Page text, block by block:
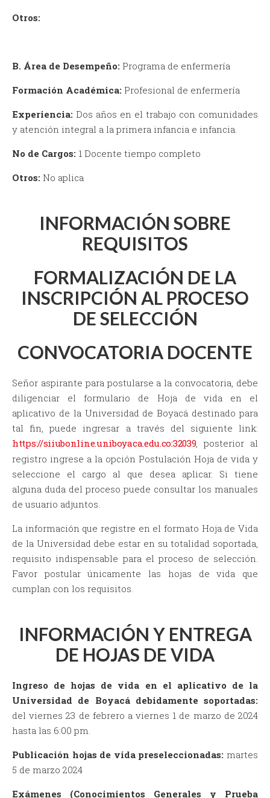
Otros:
B. Área de Desempeño: Programa de enfermería
Formación Académica: Profesional de enfermería
Experiencia: Dos años en el trabajo con comunidades
y atención integral a la primera infancia e infancia.
No de Cargos: 1 Docente tiempo completo
Otros: No aplica
INFORMACIÓN SOBRE
REQUISITOS
FORMALIZACIÓN DE LA
INSCRIPCIÓN AL PROCESO
DE SELECCIÓN
CONVOCATORIA DOCENTE
Señor aspirante para postularse a la convocatoria, debe
diligenciar el formulario de Hoja de vida en el
aplicativo de la Universidad de Boyacá destinado para
tal fin, puede ingresar a través del siguiente link:
https://siiubonline.uniboyaca.edu.co:32039 , posterior al
registro ingrese a la opción Postulación Hoja de vida y
seleccione el cargo al que desea aplicar. Si tiene
alguna duda del proceso puede consultar los manuales
de usuario adjuntos.
La información que registre en el formato Hoja de Vida
de la Universidad debe estar en su totalidad soportada,
requisito indispensable para el proceso de selección.
Favor postular únicamente las hojas de vida que
cumplan con los requisitos.
INFORMACIÓN Y ENTREGA
DE HOJAS DE VIDA
Ingreso de hojas de vida en el aplicativo de la
Universidad de Boyacá debidamente soportadas:
del viernes 23 de febrero a viernes 1 de marzo de 2024
hasta las 6:00 pm.
Publicación hojas de vida preseleccionadas: martes
5 de marzo 2024
Exámenes (Conocimientos Generales y Prueba